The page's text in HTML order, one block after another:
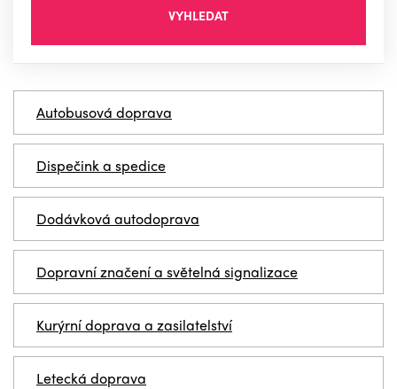
VYHLEDAT
Autobusová doprava
Dispečink a spedice
Dodávková autodoprava
Dopravní značení a světelná signalizace
Kurýrní doprava a zasilatelství
Letecká doprava